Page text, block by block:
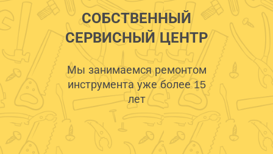
СОБСТВЕННЫЙ
СЕРВИСНЫЙ ЦЕНТР
Мы занимаемся ремонтом
инструмента уже более 15
лет